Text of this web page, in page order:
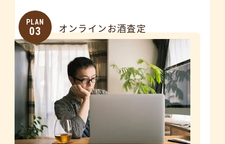
PLAN
03 オンラインお酒査定